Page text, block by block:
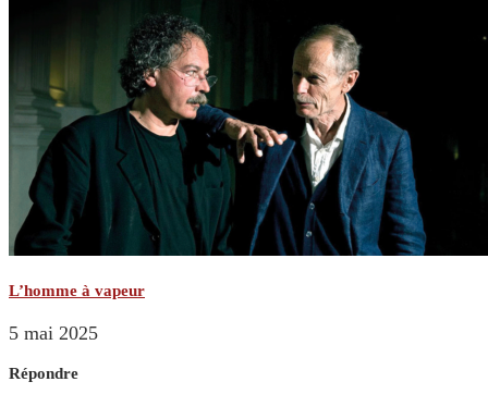
L’homme à vapeur
5 mai 2025
Répondre